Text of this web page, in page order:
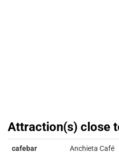
Attraction(s) close
cafebar Anchieta Café